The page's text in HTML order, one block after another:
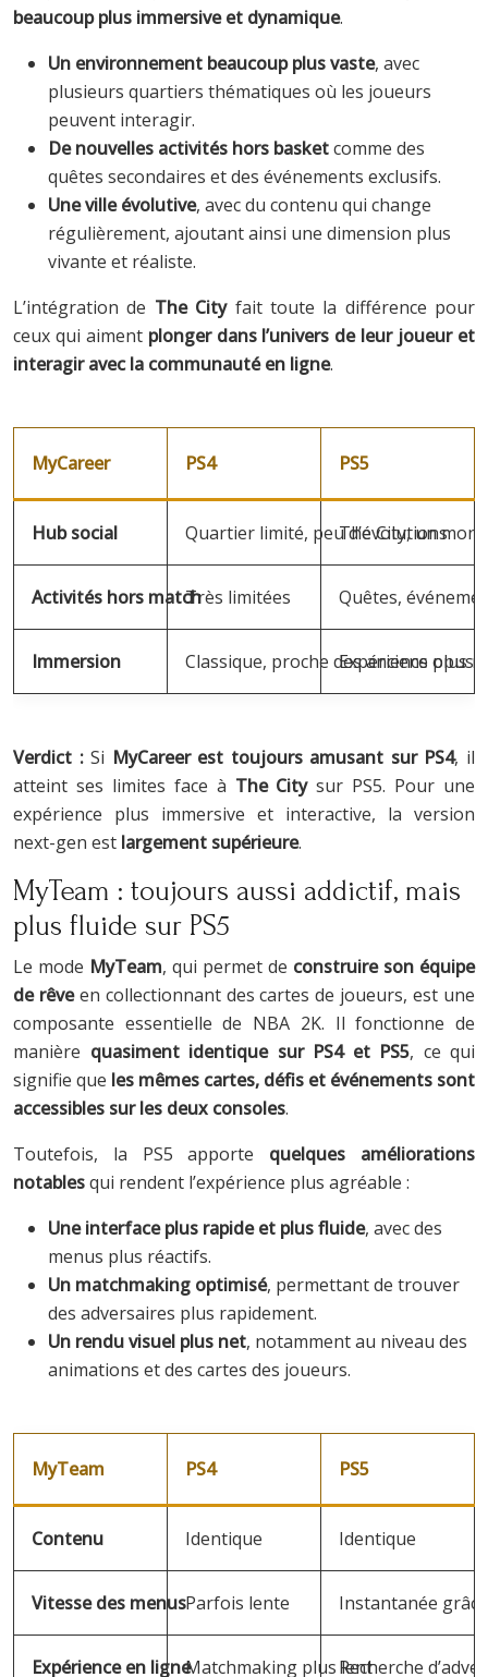
beaucoup plus immersive et dynamique.
Un environnement beaucoup plus vaste, avec
plusieurs quartiers thématiques où les joueurs
peuvent interagir.
De nouvelles activités hors basketcomme des
quêtes secondaires et des événements exclusifs.
Une ville évolutive, avec du contenu qui change
régulièrement, ajoutant ainsi une dimension plus
vivante et réaliste.
L’intégration de The Cityfait toute la différence pour
ceux qui aiment plonger dans l’univers de leur joueur et
interagir avec la communauté en ligne.
MyCareer PS4 PS5
Hub social Quartier limité, peu d’évolutions
The City, un
Activités hors matchTrès limitées Quêtes,
Immersion Classique, proche des anciens opus
Expérience plus
Verdict :Si MyCareer est toujours amusant sur PS4, il
atteint ses limites face à The Citysur PS5. Pour une
expérience plus immersive et interactive, la version
next-gen est largement supérieure.
MyTeam : toujours aussi addictif, mais
plus fluide sur PS5
Le mode MyTeam, qui permet de construire son équipe
de rêveen collectionnant des cartes de joueurs, est une
composante essentielle de NBA 2K. Il fonctionne de
manière quasiment identique sur PS4 et PS5, ce qui
signifie que les mêmes cartes, défis et événements sont
accessibles sur les deux consoles.
Toutefois, la PS5 apporte quelques améliorations
notablesqui rendent l’expérience plus agréable :
Une interface plus rapide et plus fluide, avec des
menus plus réactifs.
Un matchmaking optimisé, permettant de trouver
des adversaires plus rapidement.
Un rendu visuel plus net, notamment au niveau des
animations et des cartes des joueurs.
MyTeam PS4 PS5
Contenu Identique Identique
Vitesse des menusParfois lente Instantanée
Expérience en ligneMatchmaking plus lentRecherche